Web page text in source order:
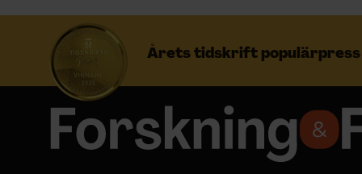
Årets tidskrift populärpress
NYHETSBREV
ÄMNEN
ARKIV & E-TIDNING
LYSSNA/PODD